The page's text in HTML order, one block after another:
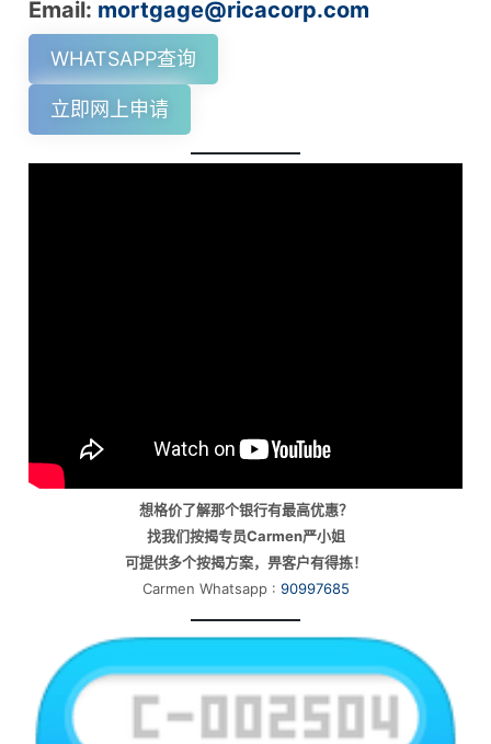
Email: mortgage@ricacorp.com
WHATSAPP查询
立即网上申请
想格价了解那个银行有最高优惠？
找我们按揭专员Carmen严小姐
可提供多个按揭方案，畀客户有得拣！
Carmen Whatsapp : 90997685